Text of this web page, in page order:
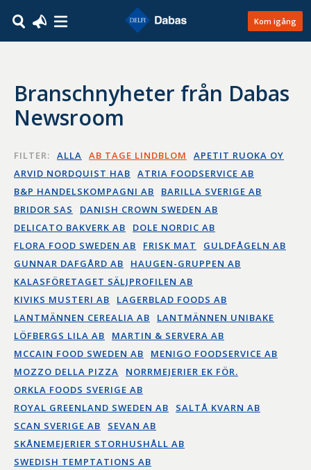
Kom igång
Branschnyheter från Dabas
Newsroom
FILTER: ALLA AB TAGE LINDBLOM
APETIT RUOKA OY
ARVID NORDQUIST HAB
ATRIA FOODSERVICE AB
B&P HANDELSKOMPAGNI AB
BARILLA SVERIGE AB
BRIDOR SAS
DANISH CROWN SWEDEN AB
DELICATO BAKVERK AB
DOLE NORDIC AB
FLORA FOOD SWEDEN AB
FRISK MAT
GULDFÅGELN AB
GUNNAR DAFGÅRD AB
HAUGEN-GRUPPEN AB
KALASFÖRETAGET SÄLJPROFILEN AB
KIVIKS MUSTERI AB
LAGERBLAD FOODS AB
LANTMÄNNEN CEREALIA AB
LANTMÄNNEN UNIBAKE
LÖFBERGS LILA AB
MARTIN & SERVERA AB
MCCAIN FOOD SWEDEN AB
MENIGO FOODSERVICE AB
MOZZO DELLA PIZZA
NORRMEJERIER EK FÖR.
ORKLA FOODS SVERIGE AB
ROYAL GREENLAND SWEDEN AB
SALTÅ KVARN AB
SCAN SVERIGE AB
SEVAN AB
SKÅNEMEJERIER STORHUSHÅLL AB
SWEDISH TEMPTATIONS AB